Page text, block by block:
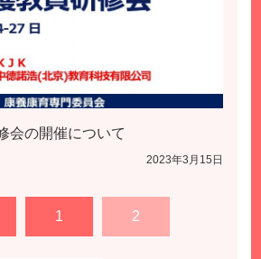
会の開催について
2023年3月15日
1
2